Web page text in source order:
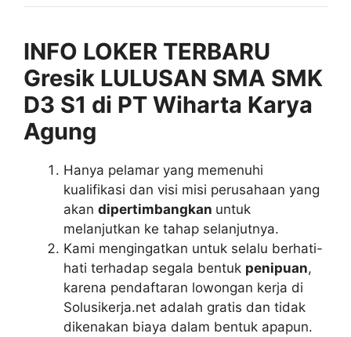
INFO LOKER TERBARU
Gresik LULUSAN SMA SMK
D3 S1 di PT Wiharta Karya
Agung
Hanya pelamar yang memenuhi
kualifikasi dan visi misi perusahaan yang
akan dipertimbangkan untuk
melanjutkan ke tahap selanjutnya.
Kami mengingatkan untuk selalu berhati-
hati terhadap segala bentuk penipuan,
karena pendaftaran lowongan kerja di
Solusikerja.net adalah gratis dan tidak
dikenakan biaya dalam bentuk apapun.